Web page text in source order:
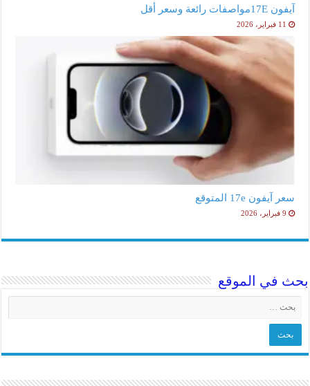
آيفون 17Eمواصفات رائعة وسعر أقل
11 فبراير، 2026
سعر آيفون 17e المتوقع
9 فبراير، 2026
بحث في الموقع